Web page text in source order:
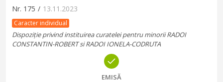
Nr. 175 / 13.11.2023
Caracter individual
Dispoziție privind instituirea curatelei pentru minorii RADOI
CONSTANTIN-ROBERT si RADOI IONELA-CODRUTA
EMISĂ